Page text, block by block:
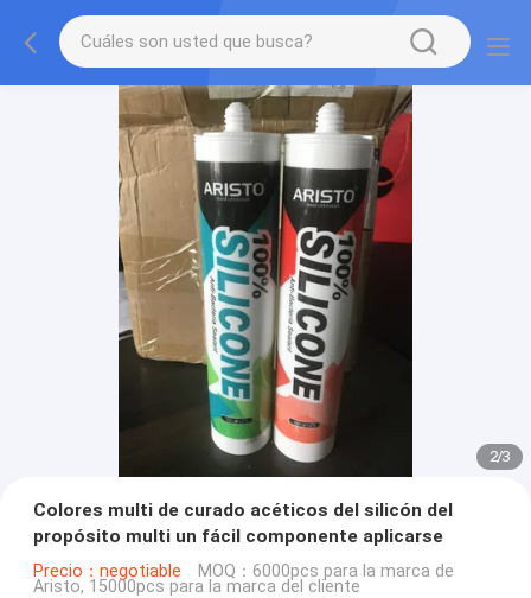
2/3
Colores multi de curado acéticos del silicón del
propósito multi un fácil componente aplicarse
Precio：negotiable MOQ：6000pcs para la marca de
Aristo, 15000pcs para la marca del cliente